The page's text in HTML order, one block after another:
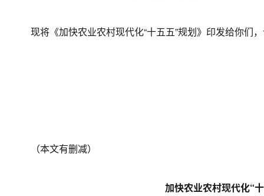
现将《加快农业农村现代化“十五五”规划》印发给你们
（本文有删减）
加快农业农村现代化“